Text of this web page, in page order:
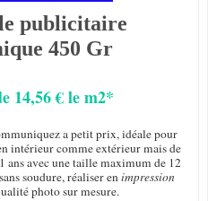
publicitaire
450 Gr
14,56 € le m2*
a petit prix, idéale pour
intérieur comme extérieur mais de
ans avec une taille maximum de 12
soudure, réaliser enimpression
photo sur mesure.